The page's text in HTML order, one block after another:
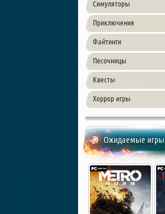
Симуляторы
Приключения
Файтинги
Песочницы
Квесты
Хоррор игры
Ожидаемые игры